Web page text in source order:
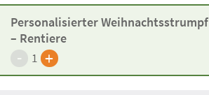
Personalisierter Weihnachtsstrumpf
– Rentiere
- 1 +